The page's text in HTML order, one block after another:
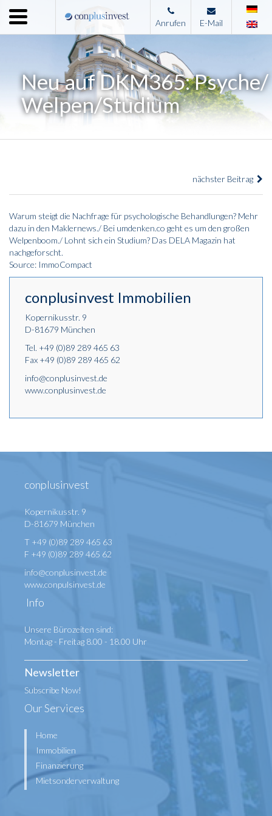
Menu
Home
Leistungen
Immobilienangebote
Anrufen E-Mail
Neu auf DKM365: Psyche/
Welpen/Studium
nächster Beitrag
Warum steigt die Nachfrage für psychologische Behandlungen? Mehr
dazu in den Maklernews./ Bei umdenken.co geht es um den großen
Welpenboom./ Lohnt sich ein Studium? Das DELA Magazin hat
nachgeforscht.
Source: ImmoCompact
conplusinvest Immobilien
Kopernikusstr. 9
D-81679 München
Tel. +49 (0)89 289 465 63
Fax +49 (0)89 289 465 62
info@conplusinvest.de
www.conplusinvest.de
conplusinvest
Kopernikusstr. 9
D-81679 München
T +49 (0)89 289 465 63
F +49 (0)89 289 465 62
info@conplusinvest.de
www.conpulsinvest.de
Info
Unsere Bürozeiten sind:
Montag - Freitag 8.00 - 18.00 Uhr
Newsletter
Subscribe Now!
Our Services
Home
Immobilien
Finanzierung
Mietsonderverwaltung